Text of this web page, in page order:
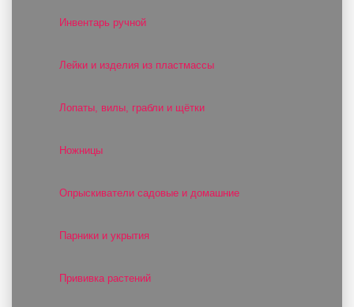
Инвентарь ручной
Лейки и изделия из пластмассы
Лопаты, вилы, грабли и щётки
Ножницы
Опрыскиватели садовые и домашние
Парники и укрытия
Прививка растений